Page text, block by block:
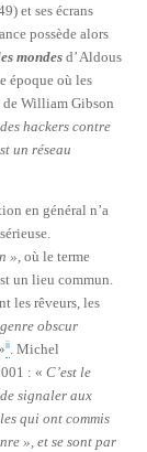
et ses écrans
possède alors
mondes d’ Aldous
époque où les
de William Gibson
hackers contre
un réseau
en général n’a
» , où le terme
un lieu commun.
les rêveurs, les
obscur
ii . Michel
: « C’est le
signaler aux
qui ont commis
», et se sont par